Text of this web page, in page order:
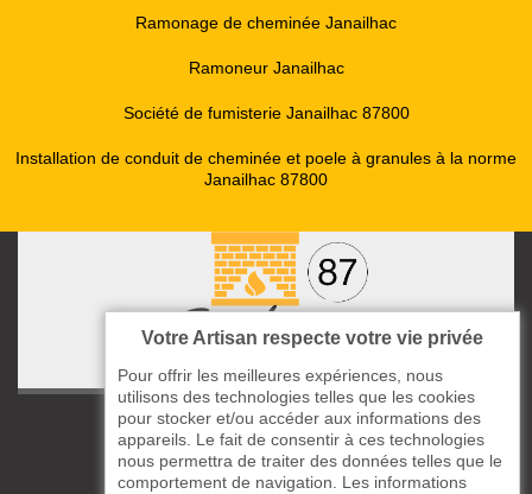
Ramonage de cheminée Janailhac
Ramoneur Janailhac
Société de fumisterie Janailhac 87800
Installation de conduit de cheminée et poele à granules à la norme
Janailhac 87800
ccas le Bourg
87220 Boisseuil
05 33 06 14 49
Votre Artisan respecte votre vie privée
Pour offrir les meilleures expériences, nous
utilisons des technologies telles que les cookies
pour stocker et/ou accéder aux informations des
appareils. Le fait de consentir à ces technologies
nous permettra de traiter des données telles que le
comportement de navigation. Les informations